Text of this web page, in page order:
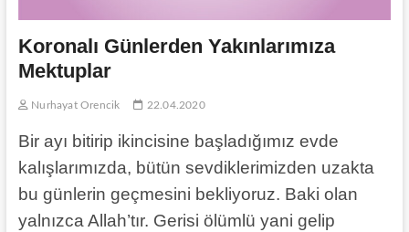
Koronalı Günlerden Yakınlarımıza
Mektuplar
Nurhayat Orencik 22.04.2020
Bir ayı bitirip ikincisine başladığımız evde
kalışlarımızda, bütün sevdiklerimizden uzakta
bu günlerin geçmesini bekliyoruz. Baki olan
yalnızca Allah’tır. Gerisi ölümlü yani gelip